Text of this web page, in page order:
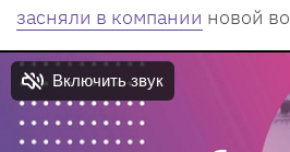
засняли в компании новой